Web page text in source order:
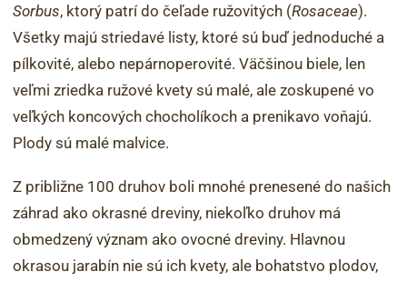
Sorbus, ktorý patrí do čeľade ružovitých (Rosaceae).
Všetky majú striedavé listy, ktoré sú buď jednoduché a
pílkovité, alebo nepárnoperovité. Väčšinou biele, len
veľmi zriedka ružové kvety sú malé, ale zoskupené vo
veľkých koncových chocholíkoch a prenikavo voňajú.
Plody sú malé malvice.
Z približne 100 druhov boli mnohé prenesené do našich
záhrad ako okrasné dreviny, niekoľko druhov má
obmedzený význam ako ovocné dreviny. Hlavnou
okrasou jarabín nie sú ich kvety, ale bohatstvo plodov,